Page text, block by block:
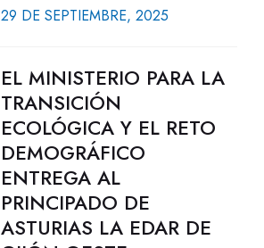
29 DE SEPTIEMBRE, 2025
EL MINISTERIO PARA LA
TRANSICIÓN
ECOLÓGICA Y EL RETO
DEMOGRÁFICO
ENTREGA AL
PRINCIPADO DE
ASTURIAS LA EDAR DE